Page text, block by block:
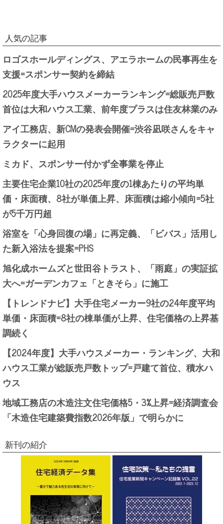
人気の記事
ロゴスホールディングス、アエラホームの民事再生を
支援=スポンサー契約を締結
2025年度大手ハウスメーカーランキング=総販売戸数
首位は大和ハウス工業、前年度プラスは住友林業のみ
アイ工務店、新CMの発表会開催=渋谷凪咲さんをキャ
ラクターに起用
ミカド、スポンサー付かず全事業を停止
主要住宅企業10社の2025年度の1棟あたりの平均単
価・床面積、8社が単価上昇、床面積は縮小傾向=5社
が5千万円超
浴室を「心身回復の場」に再定義、「ビバス」活用し
た新入浴法を提案=PHS
旭化成ホームズと世田谷トラスト、「雨庭」の実証拡
大へ=ガーデンカフェ「ときそら」に施工
【トレンドナビ】大手住宅メーカー9社の24年度平均
単価・床面積=8社の棟単価が上昇、住宅価格の上昇基
調続く
【2024年度】大手ハウスメーカー・ランキング、大和
ハウス工業が総販売戸数トップ=戸建て首位、積水ハ
ウス
地域工務店の木造注文住宅価格5・3%上昇=経済調査会
「木造住宅建築費指数2026年版」で明らかに
新刊の紹介